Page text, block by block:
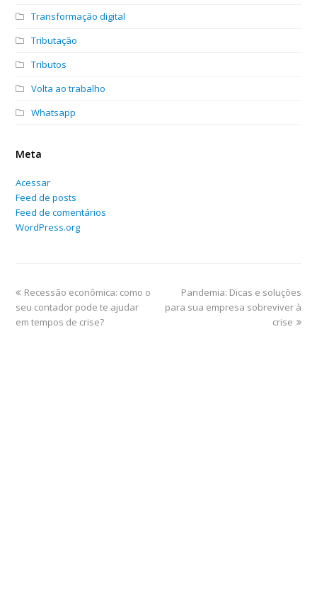
Transformação digital
Tributação
Tributos
Volta ao trabalho
Whatsapp
Meta
Acessar
Feed de posts
Feed de comentários
WordPress.org
Recessão econômica: como o
seu contador pode te ajudar
em tempos de crise?
Pandemia: Dicas e soluções
para sua empresa sobreviver à
crise